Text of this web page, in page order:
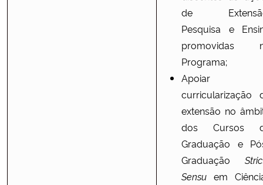
de
Pesquisa e
promovidas
Programa;
Apoiar
curricularização
extensão no
dos Cursos
Graduação e
Graduação
Sensu em